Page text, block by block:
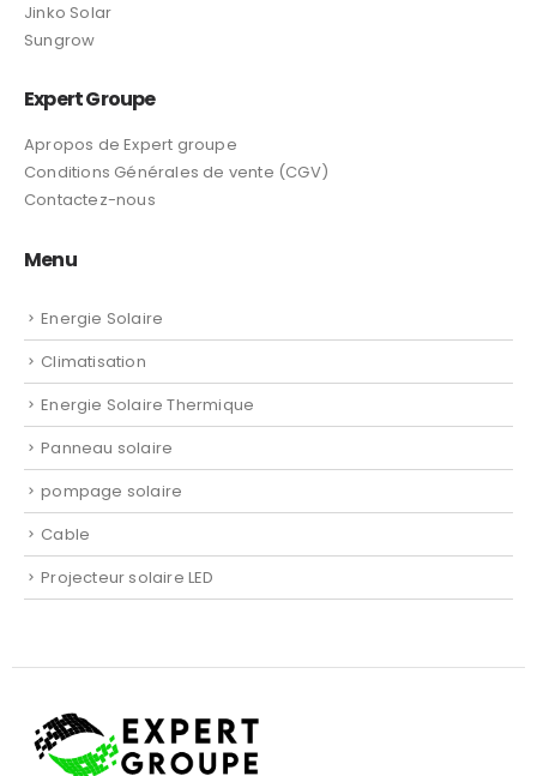
Jinko Solar
Sungrow
Expert Groupe
Apropos de Expert groupe
Conditions Générales de vente (CGV)
Contactez-nous
Menu
Energie Solaire
Climatisation
Energie Solaire Thermique
Panneau solaire
pompage solaire
Cable
Projecteur solaire LED